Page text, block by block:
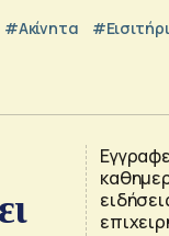
#Ακίνητα